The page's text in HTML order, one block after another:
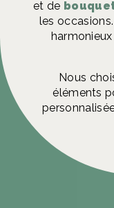
et de
les
Nous
éléments